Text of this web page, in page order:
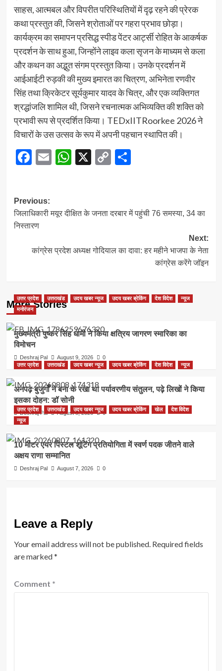
साहस, आत्मबल और विपरीत परिस्थितियों में दृढ़ रहने की प्रेरक
कथा प्रस्तुत की, जिसने श्रोताओं पर गहरा प्रभाव छोड़ा।
कार्यक्रम का समापन प्रसिद्ध स्पीड पेंटर आर्ट्सी रोहित के आकर्षक
प्रदर्शन के साथ हुआ, जिन्होंने लाइव कला सृजन के माध्यम से कला
और कथन का अद्भुत संगम प्रस्तुत किया। उनके प्रदर्शन में
आईआईटी रुड़की की मुख्य इमारत का चित्रण, अभिनेता रणवीर
सिंह तथा क्रिकेटर सूर्यकुमार यादव के चित्र, और एक व्यक्तिगत
श्रद्धांजलि शामिल थी, जिसने रचनात्मक अभिव्यक्ति की शक्ति को
प्रभावी रूप से प्रदर्शित किया। TEDxIITRoorkee 2026 ने
विचारों के उस उत्सव के रूप में अपनी पहचान स्थापित की।
Facebook
EmailWhatsApp
X CopyShare
Post
navigation
Previous:
जिलाधिकारी मयूर दीक्षित के जनता दरबार में पहुंची 76 समस्या, 34 का
निस्तारण
Next:
कांग्रेस प्रदेश अध्यक्ष गोदियाल का दावा: हर महीने भाजपा के नेता
कांग्रेस करेंगे जॉइन
More Stories
उत्तर प्रदेश उत्तराखंड उदय खबर न्यूज उदय खबर ब्रेकिंग देश विदेश
न्यूज
मनोरंजन
मुख्यमंत्री पुष्कर सिंह धामी ने किया क्षत्रिय जागरण स्मारिका का
विमोचन
Deshraj Pal August 9, 2026
0
उत्तर प्रदेश
उत्तराखंड उदय खबर न्यूज उदय खबर ब्रेकिंग देश विदेश न्यूज
अनपढ़ बुजुर्गों ने बना के रखा था पर्यावरणीय संतुलन, पढ़े लिखों ने किया
इसका दोहन: डॉ सोनी
Deshraj Pal August 8, 2026 0
उत्तर प्रदेश उत्तराखंड उदय खबर न्यूज उदय खबर ब्रेकिंग खेल
देश विदेश
न्यूज
10 मीटर एयर पिस्टल शूटिंग प्रतियोगिता में स्वर्ण पदक जीतने वाले
अक्षय राणा सम्मानित
Deshraj Pal August 7, 2026 0
Leave a Reply
Your email address will not be published. Required fields
are marked*
Comment *